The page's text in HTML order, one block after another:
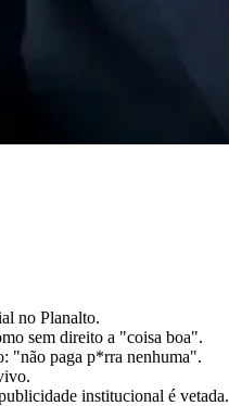
no Planalto.
sem direito a "coisa boa".
"não paga p*rra nenhuma".
institucional é vetada.